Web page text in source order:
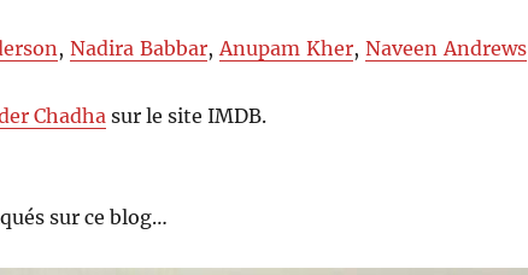
,Nadira Babbar, Anupam Kher,Naveen Andrews
Chadha sur le site IMDB.
sur ce blog…